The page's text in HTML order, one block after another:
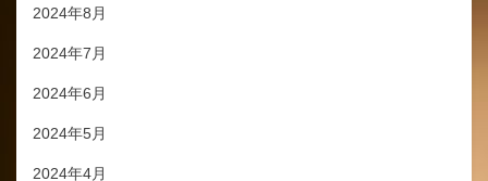
2024年8月
2024年7月
2024年6月
2024年5月
2024年4月